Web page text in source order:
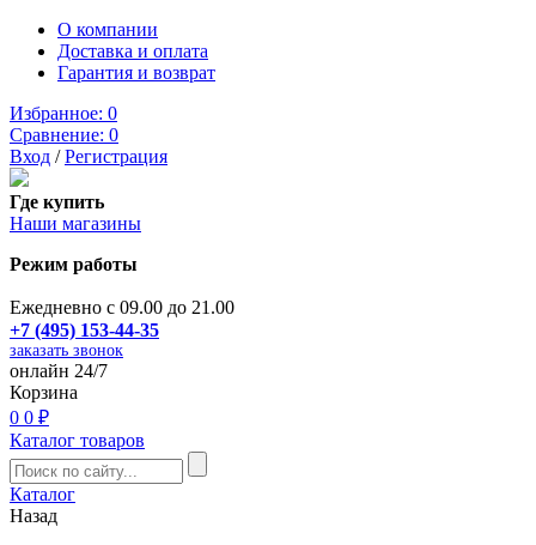
О компании
Доставка и оплата
Гарантия и возврат
Избранное: 0
Сравнение: 0
Вход /Регистрация
Где купить
Наши магазины
Режим работы
Ежедневно с 09.00 до 21.00
+7 (495) 153-44-35
заказать звонок
онлайн 24/7
Корзина
0 0 ₽
Каталог товаров
Каталог
Назад